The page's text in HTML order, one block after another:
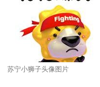
苏宁小狮子头像图片